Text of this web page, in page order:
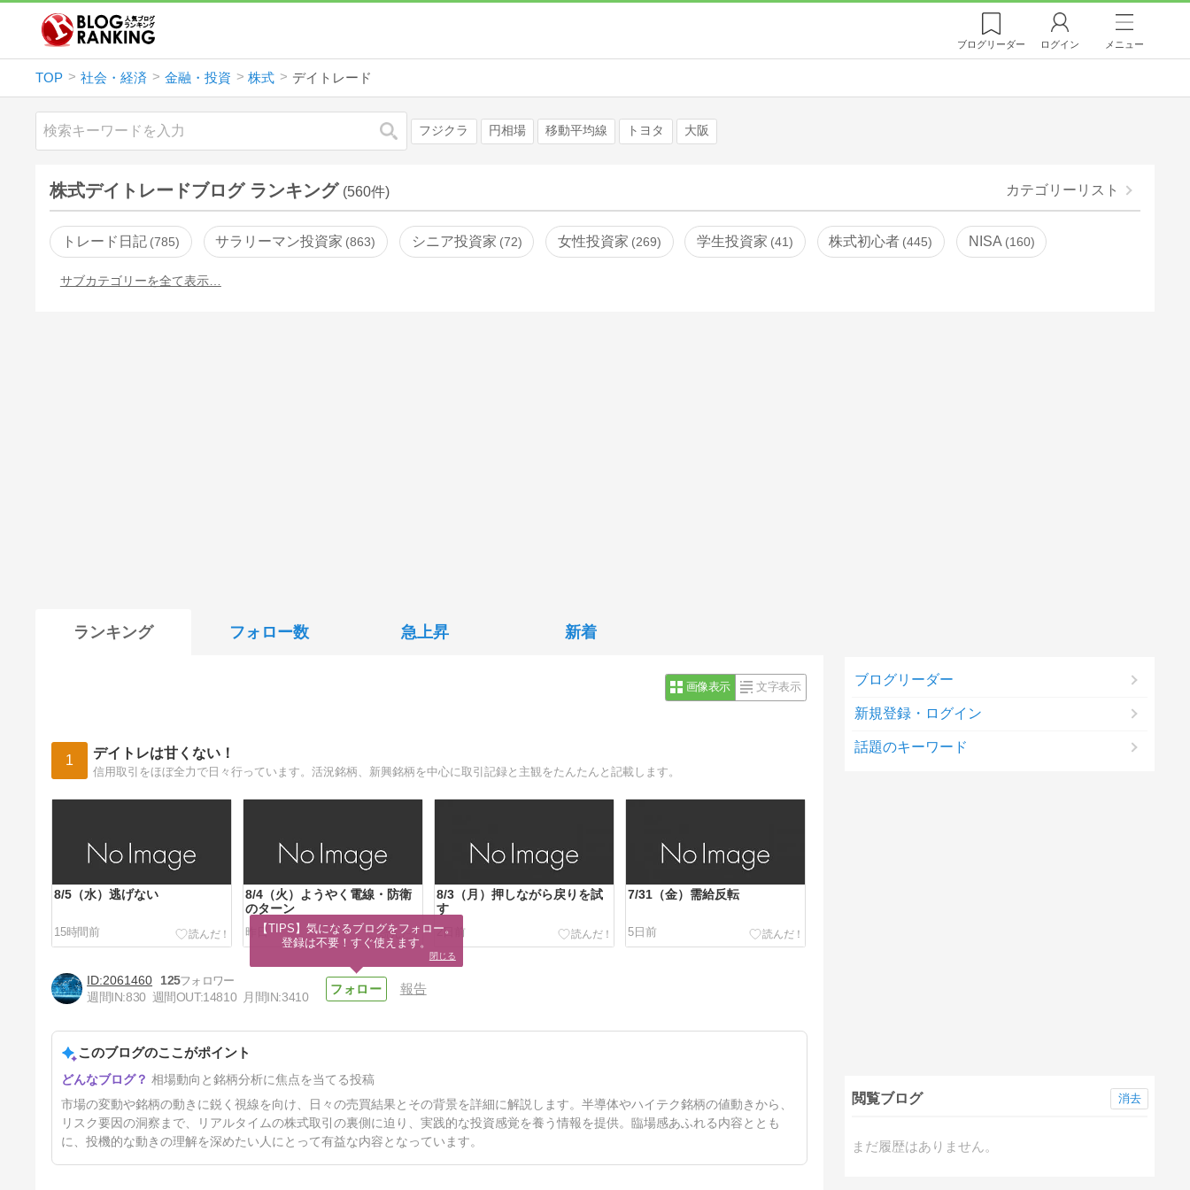
ブログリーダー ログイン メニュー
TOP 社会・経済 金融・投資 株式 デイトレード
検索 フジクラ 円相場 移動平均線 トヨタ 大阪
株式デイトレードブログ ランキング (560件) カテゴリーリスト
トレード日記 785 サラリーマン投資家 863 シニア投資家 72 女性投資家 269 学生投資家 41 株式初心者 445 NISA 160
サブカテゴリーを全て表示…
ランキング フォロー数 急上昇 新着
画像表示 文字表示
1 デイトレは甘くない！
信用取引をほぼ全力で日々行っています。活況銘柄、新興銘柄を中心に取引記録と主観をたんたんと記載します。
8/5（水）逃げない
15時間前
8/4（火）ようやく電線・防衛
のターン
昨日
8/3（月）押しながら戻りを試
す
2日前
7/31（金）需給反転
5日前
7/30（木）戻り売りがひどい
6日前
2061460
125
週間IN:830 週間OUT:14810 月間IN:3410
報告
このブログのここがポイント
相場動向と銘柄分析に焦点を当てる投稿
市場の変動や銘柄の動きに鋭く視線を向け、日々の売買結果とその背景を詳細に解説します。半導体やハイテク銘柄の値動きから、
リスク要因の洞察まで、リアルタイムの株式取引の裏側に迫り、実践的な投資感覚を養う情報を提供。臨場感あふれる内容ととも
に、投機的な動きの理解を深めたい人にとって有益な内容となっています。
ブログリーダー
新規登録・ログイン
話題のキーワード
閲覧ブログ
まだ履歴はありません。
消去
【TIPS】気になるブログをフォロー。
登録は不要！すぐ使えます。
閉じる